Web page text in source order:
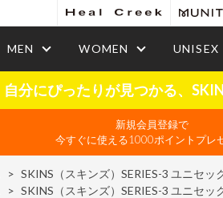
MEN WOMEN UNISEX
自分にぴったりが見つかる、
新規会員登録で
今すぐに使える1000ポイントプレ
> SKINS（スキンズ）SERIES-3 ユニセ
> SKINS（スキンズ）SERIES-3 ユニセ